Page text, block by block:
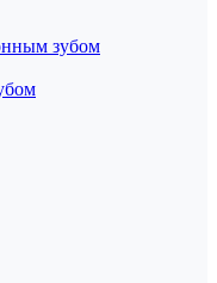
зубом